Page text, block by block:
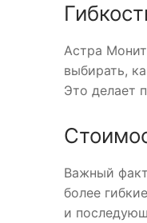
Астра
выбирать,
Это делает
Важный
более
и